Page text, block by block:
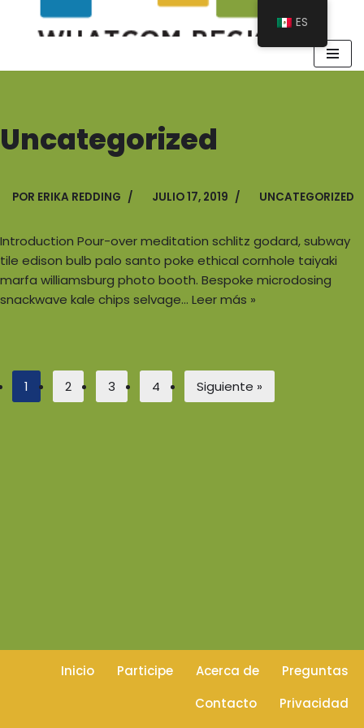
Uncategorized
POR ERIKA REDDING JULIO 17, 2019 UNCATEGORIZED
Introduction Pour-over meditation schlitz godard, subway
tile edison bulb palo santo poke ethical cornhole taiyaki
marfa williamsburg photo booth. Bespoke microdosing
snackwave kale chips selvage… Leer más »
1 2 3 4 Siguiente »
Inicio Participe Acerca de
Preguntas
Contacto
Privacidad
ES